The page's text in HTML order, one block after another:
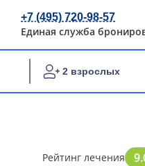
+7 (495) 720-98-57
Единая служба
2 взрослых
Рейтинг лечения